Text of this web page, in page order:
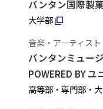
バンタン国際製
大学部
音楽・アーティス
バンタンミュー
POWERED BY
高等部・専門部・